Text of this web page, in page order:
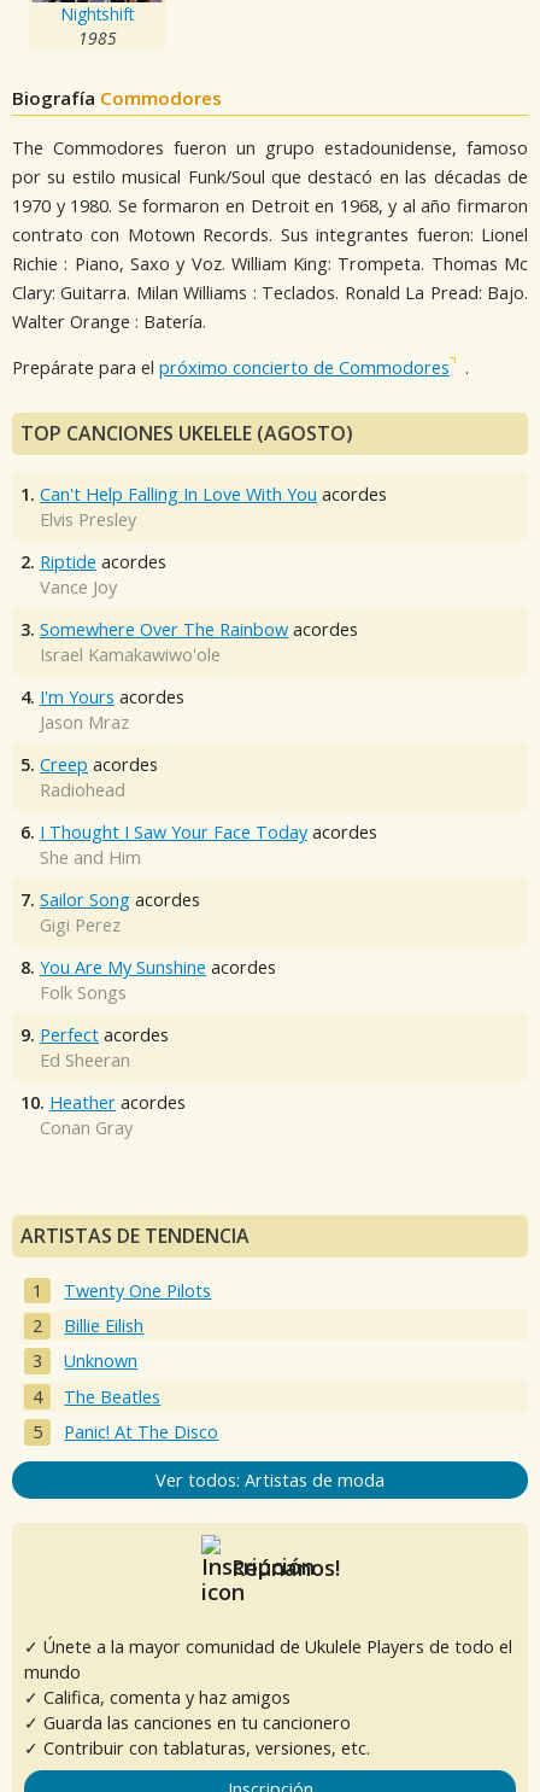
Nightshift
1985
Biografía Commodores
The Commodores fueron un grupo estadounidense, famoso
por su estilo musical Funk/Soul que destacó en las décadas de
1970 y 1980. Se formaron en Detroit en 1968, y al año firmaron
contrato con Motown Records. Sus integrantes fueron: Lionel
Richie : Piano, Saxo y Voz. William King: Trompeta. Thomas Mc
Clary: Guitarra. Milan Williams : Teclados. Ronald La Pread: Bajo.
Walter Orange : Batería.
Prepárate para el próximo concierto de Commodores .
TOP CANCIONES UKELELE (AGOSTO)
1. Can't Help Falling In Love With You acordes
Elvis Presley
2. Riptide acordes
Vance Joy
3. Somewhere Over The Rainbow acordes
Israel Kamakawiwo'ole
4. I'm Yours acordes
Jason Mraz
5. Creep acordes
Radiohead
6. I Thought I Saw Your Face Today acordes
She and Him
7. Sailor Song acordes
Gigi Perez
8. You Are My Sunshine acordes
Folk Songs
9. Perfect acordes
Ed Sheeran
10. Heather acordes
Conan Gray
ARTISTAS DE TENDENCIA
Twenty One Pilots
Billie Eilish
Unknown
The Beatles
Panic! At The Disco
Ver todos: Artistas de moda
Reúnanos!
✓ Únete a la mayor comunidad de Ukulele Players de todo el
mundo
✓ Califica, comenta y haz amigos
✓ Guarda las canciones en tu cancionero
✓ Contribuir con tablaturas, versiones, etc.